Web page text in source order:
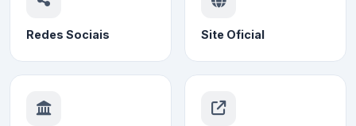
Redes Sociais Site Oficial